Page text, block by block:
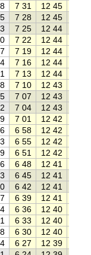
7 31 12 45
7 28 12 45
7 25 12 44
7 22 12 44
7 19 12 44
7 16 12 44
7 13 12 44
7 10 12 43
7 07 12 43
7 04 12 43
7 01 12 42
6 58 12 42
6 55 12 42
6 51 12 42
6 48 12 41
6 45 12 41
6 42 12 41
6 39 12 41
6 36 12 40
6 33 12 40
6 30 12 40
6 27 12 39